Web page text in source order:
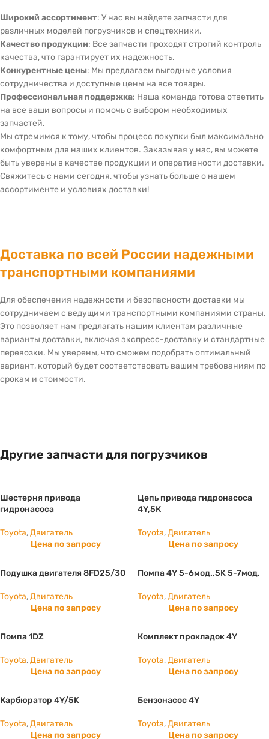
Широкий ассортимент: У нас вы найдете запчасти для
различных моделей погрузчиков и спецтехники.
Качество продукции: Все запчасти проходят строгий контроль
качества, что гарантирует их надежность.
Конкурентные цены: Мы предлагаем выгодные условия
сотрудничества и доступные цены на все товары.
Профессиональная поддержка: Наша команда готова ответить
на все ваши вопросы и помочь с выбором необходимых
запчастей.
Мы стремимся к тому, чтобы процесс покупки был максимально
комфортным для наших клиентов. Заказывая у нас, вы можете
быть уверены в качестве продукции и оперативности доставки.
Свяжитесь с нами сегодня, чтобы узнать больше о нашем
ассортименте и условиях доставки!
Доставка по всей России надежными
транспортными компаниями
Для обеспечения надежности и безопасности доставки мы
сотрудничаем с ведущими транспортными компаниями страны.
Это позволяет нам предлагать нашим клиентам различные
варианты доставки, включая экспресс-доставку и стандартные
перевозки. Мы уверены, что сможем подобрать оптимальный
вариант, который будет соответствовать вашим требованиям по
срокам и стоимости.
Другие запчасти для погрузчиков
Шестерня привода
гидронасоса
Toyota,Двигатель
Цена по запросу
Цепь привода гидронасоса
4Y,5К
Toyota,Двигатель
Цена по запросу
Подушка двигателя 8FD25/30
Toyota,Двигатель
Цена по запросу
Помпа 4Y 5-6мод.,5K 5-7мод.
Toyota,Двигатель
Цена по запросу
Помпа 1DZ
Toyota,Двигатель
Цена по запросу
Комплект прокладок 4Y
Toyota,Двигатель
Цена по запросу
Карбюратор 4Y/5K
Toyota,Двигатель
Цена по запросу
Бензонасос 4Y
Toyota,Двигатель
Цена по запросу